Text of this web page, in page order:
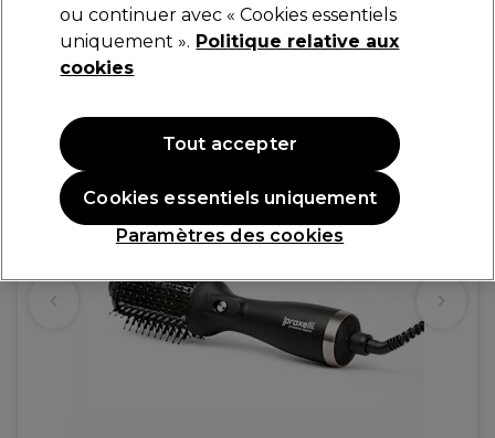
49,17 €70,25 €
ou continuer avec « Cookies essentiels
uniquement ». Politique relative aux
cookies
Paramètres des cookies
Cookies essentiels uniquement
Tout accepter